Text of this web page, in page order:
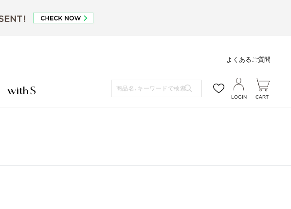
よくあるご質問
LOGIN CART